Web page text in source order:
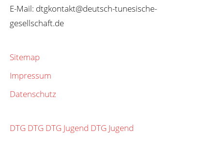
E-Mail: dtgkontakt@deutsch-tunesische-
gesellschaft.de
Sitemap
Impressum
Datenschutz
DTG DTG DTG Jugend DTG Jugend